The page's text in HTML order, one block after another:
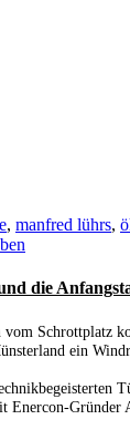
, manfred lührs,
die
Schrottplatz
ein
Enercon-Gründer